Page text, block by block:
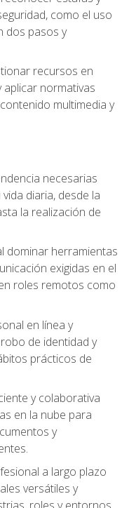
como el uso
dos pasos y
recursos en
normativas
multimedia y
necesarias
diaria, desde la
la realización de
dominar herramientas
exigidas en el
roles remotos como
en línea y
de identidad y
prácticos de
y colaborativa
en la nube para
y
a largo plazo
versátiles y